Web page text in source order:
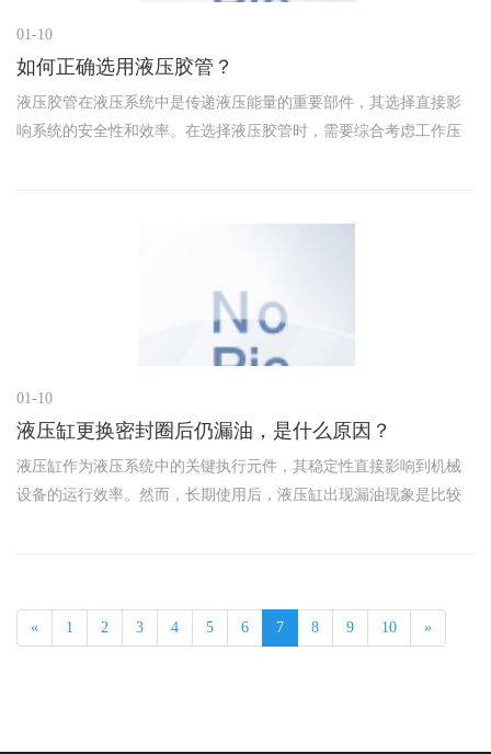
01-10
如何正确选用液压胶管？
液压胶管在液压系统中是传递液压能量的重要部件，其选择直接影
响系统的安全性和效率。在选择液压胶管时，需要综合考虑工作压
01-10
液压缸更换密封圈后仍漏油，是什么原因？
液压缸作为液压系统中的关键执行元件，其稳定性直接影响到机械
设备的运行效率。然而，长期使用后，液压缸出现漏油现象是比较
« 1 2 3 4 5 6 7 8 9 10 »